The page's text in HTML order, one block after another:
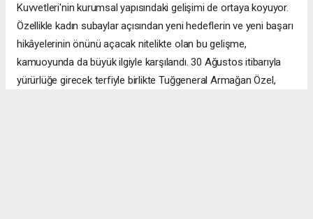
Kuvvetleri'nin kurumsal yapısındaki gelişimi de ortaya koyuyor.
Özellikle kadın subaylar açısından yeni hedeflerin ve yeni başarı
hikâyelerinin önünü açacak nitelikte olan bu gelişme,
kamuoyunda da büyük ilgiyle karşılandı. 30 Ağustos itibarıyla
yürürlüğe girecek terfiyle birlikte Tuğgeneral Armağan Özel,